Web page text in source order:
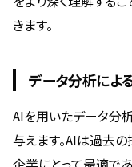
きます。
データ分析によ
AIを用いたデータ分
与えます。AIは過去